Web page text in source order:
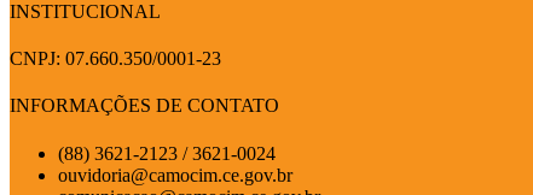
INSTITUCIONAL
CNPJ: 07.660.350/0001-23
INFORMAÇÕES DE CONTATO
(88) 3621-2123 / 3621-0024
ouvidoria@camocim.ce.gov.br